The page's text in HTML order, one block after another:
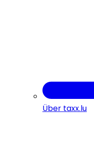
Über taxx.lu